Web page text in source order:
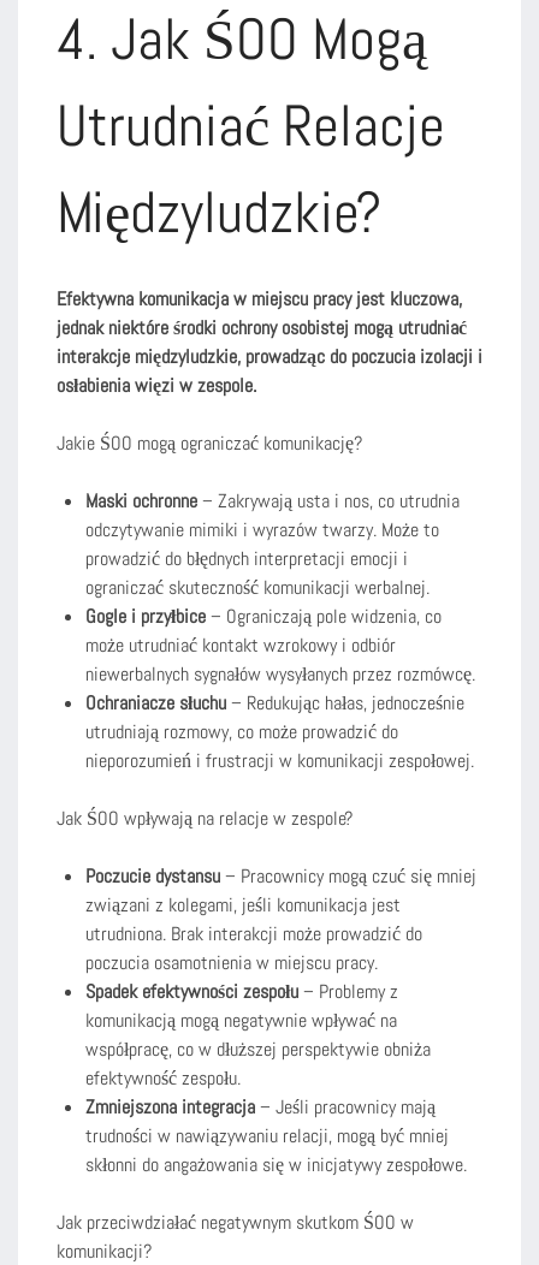
4. Jak ŚOO Mogą
Utrudniać Relacje
Międzyludzkie?
Efektywna komunikacja w miejscu pracy jest kluczowa,
jednak niektóre środki ochrony osobistej mogą utrudniać
interakcje międzyludzkie, prowadząc do poczucia izolacji i
osłabienia więzi w zespole.
Jakie ŚOO mogą ograniczać komunikację?
Maski ochronne– Zakrywają usta i nos, co utrudnia
odczytywanie mimiki i wyrazów twarzy. Może to
prowadzić do błędnych interpretacji emocji i
ograniczać skuteczność komunikacji werbalnej.
Gogle i przyłbice– Ograniczają pole widzenia, co
może utrudniać kontakt wzrokowy i odbiór
niewerbalnych sygnałów wysyłanych przez rozmówcę.
Ochraniacze słuchu– Redukując hałas, jednocześnie
utrudniają rozmowy, co może prowadzić do
nieporozumień i frustracji w komunikacji zespołowej.
Jak ŚOO wpływają na relacje w zespole?
Poczucie dystansu– Pracownicy mogą czuć się mniej
związani z kolegami, jeśli komunikacja jest
utrudniona. Brak interakcji może prowadzić do
poczucia osamotnienia w miejscu pracy.
Spadek efektywności zespołu– Problemy z
komunikacją mogą negatywnie wpływać na
współpracę, co w dłuższej perspektywie obniża
efektywność zespołu.
Zmniejszona integracja– Jeśli pracownicy mają
trudności w nawiązywaniu relacji, mogą być mniej
skłonni do angażowania się w inicjatywy zespołowe.
Jak przeciwdziałać negatywnym skutkom ŚOO w
komunikacji?